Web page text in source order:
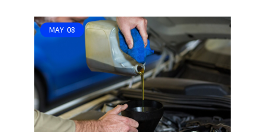
MAY 08